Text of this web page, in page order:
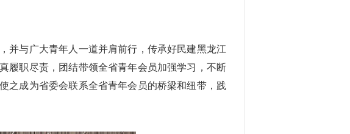
并与广大青年人一道并肩前行，传承好民建黑龙江
履职尽责，团结带领全省青年会员加强学习，不断
之成为省委会联系全省青年会员的桥梁和纽带，践